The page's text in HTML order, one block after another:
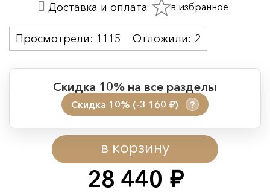
28 440 руб.
в корзину
Скидка 10% на все разделы
Скидка 10% (-3 160 руб.) ?
Период действия акции:
Начало:
08.08.2026 00:01
Окончание:
09.08.2026 23:59
Время до окончания:
Просмотрели: 1115 Отложили: 2
Доставка и оплата в избранное